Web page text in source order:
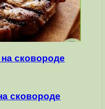
сковороде
сковороде